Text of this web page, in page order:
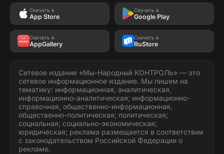
Скачать в
App Store
Скачать в
Google Play
Скачать в
AppGallery
Скачать в
RuStore
Сетевое издание «Мы-Народный КОНТРОЛЬ» — это
сетевое информационное издание. Мы пишем на
тематику: информационная, аналитическая,
информационно-аналитическая; информационно-
справочная, общественно-информационная,
общественно-политическая; политическая;
социальная; социально-экономическая;
юридическая; реклама размещается в соответствии
с законодательством Российской Федерации о
рекламе.